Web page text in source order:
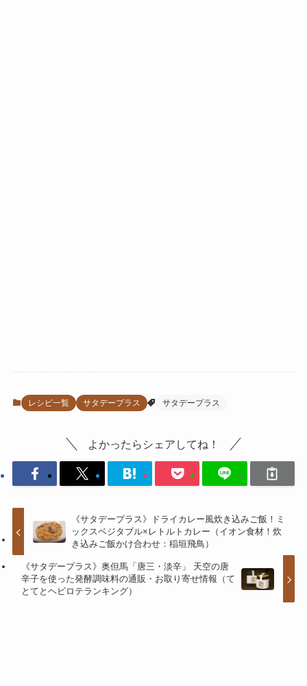
レシピ一覧 サタデープラス サタデープラス
よかったらシェアしてね！
《サタデープラス》ドライカレー風炊き込みご飯！ミ
ックスベジタブル×レトルトカレー（イオン食材！炊
き込みご飯かけ合わせ：稲垣飛鳥）
《サタデープラス》奥但馬「唐三・淡辛」 天空の唐
辛子を使った発酵調味料の通販・お取り寄せ情報（て
とてとヘビロテランキング）